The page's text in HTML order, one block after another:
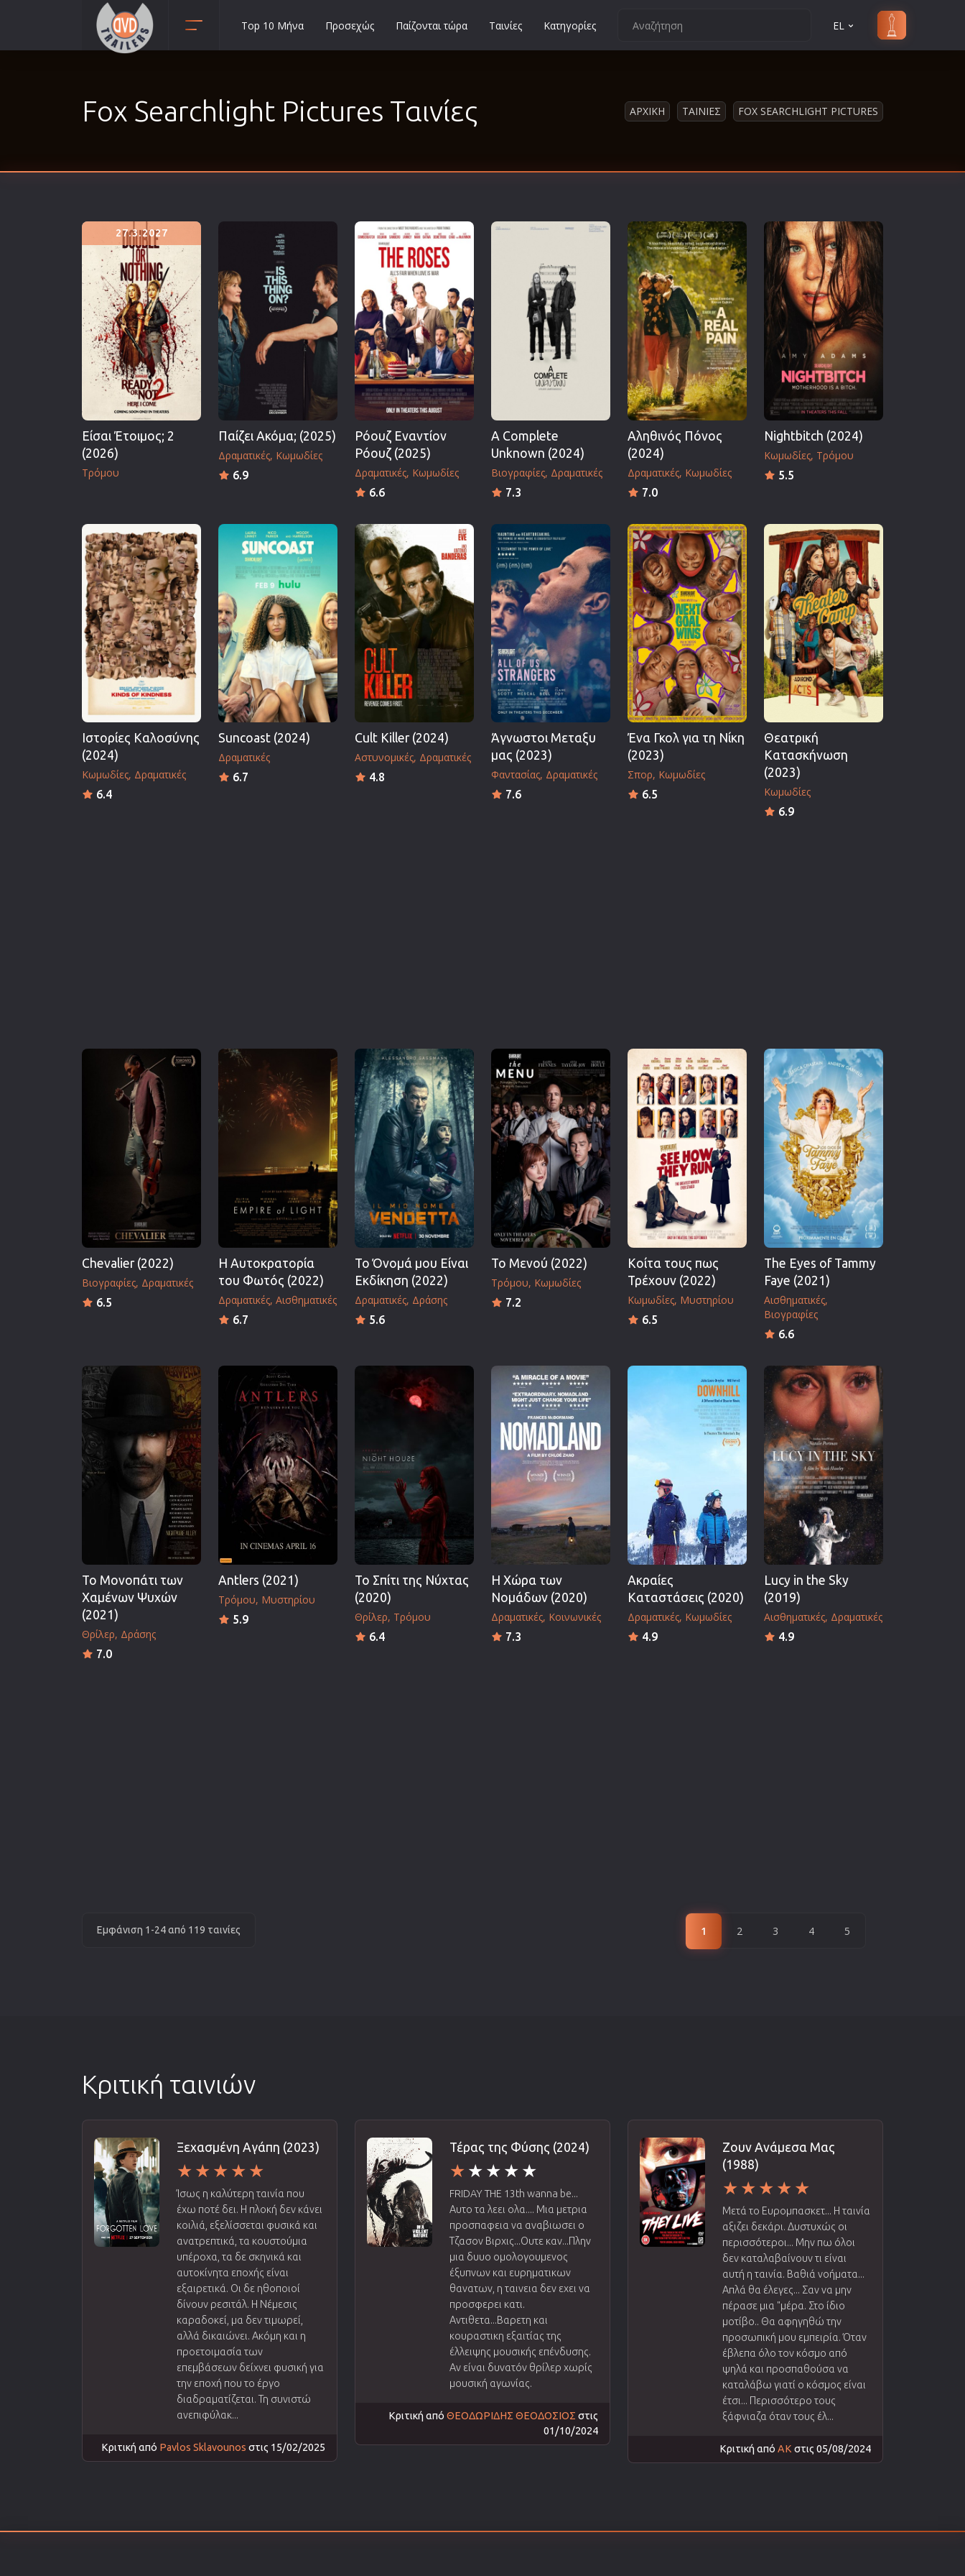
Αισθηματικές
Γουέστερν
Ελληνικός Κινηματογράφος
Επιβίωσης
Επιστημονικής Φαντασίας
Εποχής
Ερωτικές
Ευρωπαικός Κινηματογράφος
Θρησκευτικές
Θρίλερ
Μικρού Μήκους
Ντοκιμαντέρ
Οικογενειακές
Παιδικές
Περιπέτειες
Πολεμικές
Πολεμικές Τέχνες
Πολιτική
Σπορ
Τηλεοπτικές Σειρές
Τρόμου
Φαντασίας
Φιλμ Νουάρ
Χριστουγεννιάτικες
Top 10 Μήνα Προσεχώς Παίζονται τώρα Ταινίες Κατηγορίες EL
Fox Searchlight Pictures Ταινίες ΑΡΧΙΚΗ ΤΑΙΝΙΕΣ FOX SEARCHLIGHT PICTURES
27.3.2027
Είσαι Έτοιμος; 2
(2026)
Τρόμου
Παίζει Ακόμα; (2025)
Δραματικές Κωμωδίες
6.9
Ρόουζ Εναντίον
Ρόουζ (2025)
Δραματικές Κωμωδίες
6.6
A Complete
Unknown (2024)
Βιογραφίες Δραματικές
7.3
Αληθινός Πόνος
(2024)
Δραματικές Κωμωδίες
7.0
Nightbitch (2024)
Κωμωδίες Τρόμου
5.5
Ιστορίες Καλοσύνης
(2024)
Κωμωδίες Δραματικές
6.4
Suncoast (2024)
Δραματικές
6.7
Cult Killer (2024)
Αστυνομικές Δραματικές
4.8
Άγνωστοι Μεταξυ
μας (2023)
Φαντασίας Δραματικές
7.6
Ένα Γκολ για τη Νίκη
(2023)
Σπορ Κωμωδίες
6.5
Θεατρική
Κατασκήνωση
(2023)
Κωμωδίες
6.9
Chevalier (2022)
Βιογραφίες Δραματικές
6.5
Η Αυτοκρατορία
του Φωτός (2022)
Δραματικές Αισθηματικές
6.7
Το Όνομά μου Είναι
Εκδίκηση (2022)
Δραματικές Δράσης
5.6
Το Μενού (2022)
Τρόμου Κωμωδίες
7.2
Κοίτα τους πως
Τρέχουν (2022)
Κωμωδίες Μυστηρίου
6.5
The Eyes of Tammy
Faye (2021)
Αισθηματικές
Βιογραφίες
6.6
Το Μονοπάτι των
Χαμένων Ψυχών
(2021)
Θρίλερ Δράσης
7.0
Antlers (2021)
Τρόμου Μυστηρίου
5.9
Το Σπίτι της Νύχτας
(2020)
Θρίλερ Τρόμου
6.4
Η Χώρα των
Νομάδων (2020)
Δραματικές Κοινωνικές
7.3
Ακραίες
Καταστάσεις (2020)
Δραματικές Κωμωδίες
4.9
Lucy in the Sky
(2019)
Αισθηματικές Δραματικές
4.9
Εμφάνιση 1-24 από 119 ταινίες 1 2 3 4 5
Κριτική ταινιών
Ξεχασμένη Αγάπη (2023)
Ίσως η καλύτερη ταινία που
έχω ποτέ δει. Η πλοκή δεν κάνει
κοιλιά, εξελίσσεται φυσικά και
ανατρεπτικά, τα κουστούμια
υπέροχα, τα δε σκηνικά και
αυτοκίνητα εποχής είναι
εξαιρετικά. Οι δε ηθοποιοί
δίνουν ρεσιτάλ. Η Νέμεσις
καραδοκεί, μα δεν τιμωρεί,
αλλά δικαιώνει. Ακόμη και η
προετοιμασία των
επεμβάσεων δείχνει φυσική για
την εποχή που το έργο
διαδραματίζεται. Τη συνιστώ
ανεπιφύλακ...
Κριτική από Pavlos Sklavounos στις 15/02/2025
Τέρας της Φύσης (2024)
FRIDAY THE 13th wanna be...
Αυτο τα λεει ολα.... Μια μετρια
προσπαφεια να αναβιωσει ο
Τζασον Βιρχις...Ουτε καν...Πλην
μια δυυο ομολογουμενος
έξυπνων και ευρηματικων
θανατων, η ταινεια δεν εχει να
προσφερει κατι.
Αντιθετα...Βαρετη και
κουραστικη εξαιτίας της
έλλειψης μουσικής επένδυσης.
Αν είναι δυνατόν θρίλερ χωρίς
μουσική αγωνίας.
Κριτική από ΘΕΟΔΩΡΙΔΗΣ ΘΕΟΔΟΣΙΟΣ στις
01/10/2024
Ζουν Ανάμεσα Μας
(1988)
Μετά το Ευρομπασκετ... Η ταινία
αξιζει δεκάρι. Δυστυχώς οι
περισσότεροι... Μην πω όλοι
δεν καταλαβαίνουν τι είναι
αυτή η ταινία. Βαθιά νοήματα...
Απλά θα έλεγες... Σαν να μην
πέρασε μια "μέρα. Στο ίδιο
μοτίβο.. Θα αφηγηθώ την
προσωπική μου εμπειρία. Όταν
έβλεπα όλο τον κόσμο από
ψηλά και προσπαθούσα να
καταλάβω γιατί ο κόσμος είναι
έτσι... Περισσότερο τους
ξάφνιαζα όταν τους έλ...
Κριτική από AK στις 05/08/2024